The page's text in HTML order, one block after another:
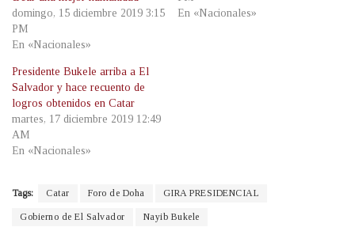
domingo, 15 diciembre 2019 3:15
PM
En «Nacionales»
En «Nacionales»
Presidente Bukele arriba a El
Salvador y hace recuento de
logros obtenidos en Catar
martes, 17 diciembre 2019 12:49
AM
En «Nacionales»
Tags: Catar Foro de Doha GIRA PRESIDENCIAL
Gobierno de El Salvador Nayib Bukele